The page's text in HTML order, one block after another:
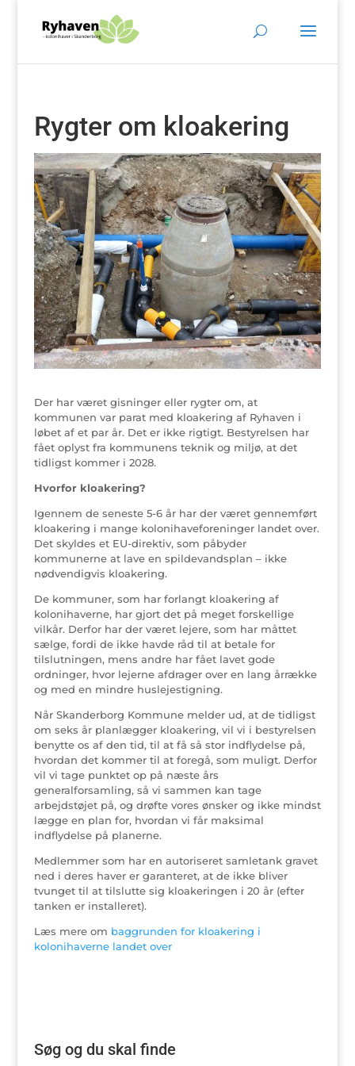
Rygter om kloakering
Der har været gisninger eller rygter om, at
kommunen var parat med kloakering af Ryhaven i
løbet af et par år. Det er ikke rigtigt. Bestyrelsen har
fået oplyst fra kommunens teknik og miljø, at det
tidligst kommer i 2028.
Hvorfor kloakering?
Igennem de seneste 5-6 år har der været gennemført
kloakering i mange kolonihaveforeninger landet over.
Det skyldes et EU-direktiv, som påbyder
kommunerne at lave en spildevandsplan – ikke
nødvendigvis kloakering.
De kommuner, som har forlangt kloakering af
kolonihaverne, har gjort det på meget forskellige
vilkår. Derfor har der været lejere, som har måttet
sælge, fordi de ikke havde råd til at betale for
tilslutningen, mens andre har fået lavet gode
ordninger, hvor lejerne afdrager over en lang årrække
og med en mindre huslejestigning.
Når Skanderborg Kommune melder ud, at de tidligst
om seks år planlægger kloakering, vil vi i bestyrelsen
benytte os af den tid, til at få så stor indflydelse på,
hvordan det kommer til at foregå, som muligt. Derfor
vil vi tage punktet op på næste års
generalforsamling, så vi sammen kan tage
arbejdstøjet på, og drøfte vores ønsker og ikke mindst
lægge en plan for, hvordan vi får maksimal
indflydelse på planerne.
Medlemmer som har en autoriseret samletank gravet
ned i deres haver er garanteret, at de ikke bliver
tvunget til at tilslutte sig kloakeringen i 20 år (efter
tanken er installeret).
Læs mere om baggrunden for kloakering i
kolonihaverne landet over
Søg og du skal finde